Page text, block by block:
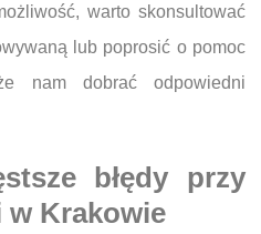
warto skonsultować
lub poprosić o pomoc
nam dobrać odpowiedni
błędy przy
w Krakowie